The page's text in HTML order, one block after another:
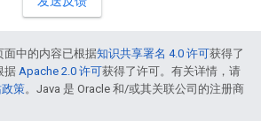
面中的内容已根据知识共享署名 4.0 许可获得了
据 Apache 2.0 许可获得了许可。有关详情，请
策。Java 是 Oracle 和/或其关联公司的注册商